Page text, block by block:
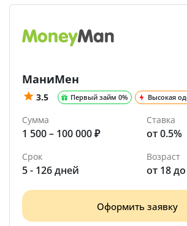
МаниМен
3.5 Первый займ 0% Высокая
Сумма
1 500 – 100 000 ₽
Ставка
от 0.5%
Срок
5 - 126 дней
Возраст
от 18
Оформить заявку